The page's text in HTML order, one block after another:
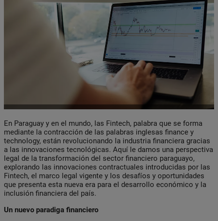
En Paraguay y en el mundo, las Fintech, palabra que se forma
mediante la contracción de las palabras inglesas finance y
technology, están revolucionando la industria financiera gracias
a las innovaciones tecnológicas. Aquí le damos una perspectiva
legal de la transformación del sector financiero paraguayo,
explorando las innovaciones contractuales introducidas por las
Fintech, el marco legal vigente y los desafíos y oportunidades
que presenta esta nueva era para el desarrollo económico y la
inclusión financiera del país.
Un nuevo paradiga financiero